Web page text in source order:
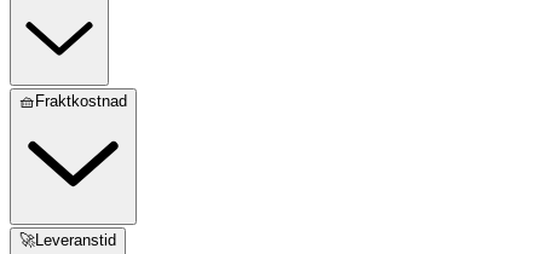
🧺Fraktkostnad
🚀Leveranstid